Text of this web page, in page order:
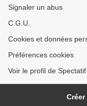
Signaler un abus
C.G.U.
Cookies et données
Préférences cookies
Voir le profil de